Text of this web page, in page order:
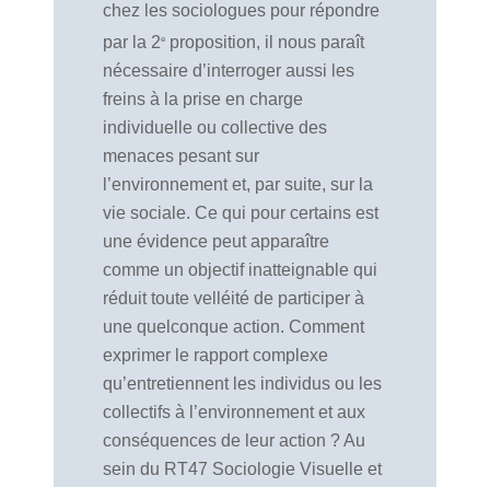
chez les sociologues pour répondre
par la 2e proposition, il nous paraît
nécessaire d’interroger aussi les
freins à la prise en charge
individuelle ou collective des
menaces pesant sur
l’environnement et, par suite, sur la
vie sociale. Ce qui pour certains est
une évidence peut apparaître
comme un objectif inatteignable qui
réduit toute velléité de participer à
une quelconque action. Comment
exprimer le rapport complexe
qu’entretiennent les individus ou les
collectifs à l’environnement et aux
conséquences de leur action ? Au
sein du RT47 Sociologie Visuelle et